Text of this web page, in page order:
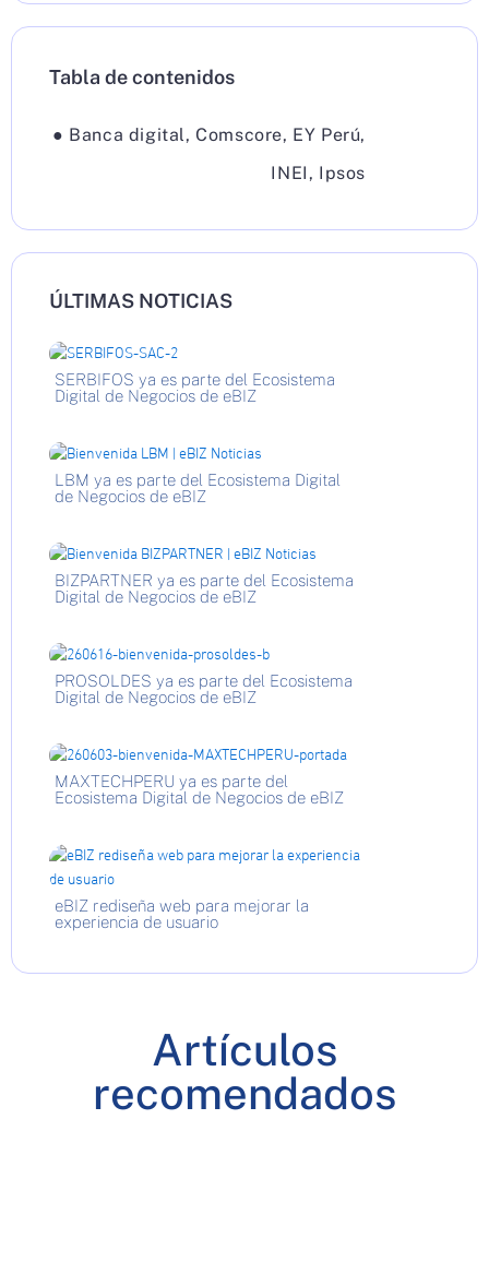
Tabla de contenidos
● Banca digital, Comscore, EY Perú,
INEI , Ipsos
ÚLTIMAS NOTICIAS
SERBIFOS ya es parte del Ecosistema
Digital de Negocios de eBIZ
LBM ya es parte del Ecosistema Digital
de Negocios de eBIZ
BIZPARTNER ya es parte del Ecosistema
Digital de Negocios de eBIZ
PROSOLDES ya es parte del Ecosistema
Digital de Negocios de eBIZ
MAXTECHPERU ya es parte del
Ecosistema Digital de Negocios de eBIZ
eBIZ rediseña web para mejorar la
experiencia de usuario
Artículos
recomendados